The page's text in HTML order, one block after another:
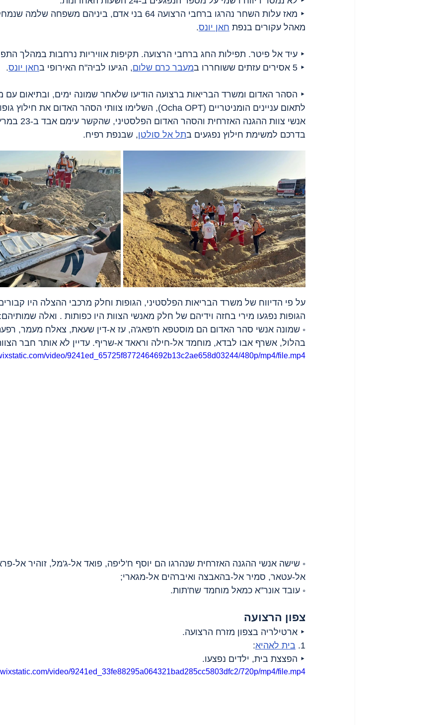
‣ מאז עלות השחר נהרגו ברחבי הרצועה 64 בני אדם, ביניהם
מאהל עקורים בנפת חאן יונס.
‣ עיד אל פיטר. תפילות החג ברחבי הרצועה. תקיפות אוויריות נרחבות במהלך
‣ 5 אסירים עזתים ששוחררו ב
מעבר כרם שלום, הגיעו לביה"ח האירופי בחאן יונס.
‣ הסהר האדום ומשרד הבריאות ברצועה הודיעו שלאחר שמונה ימים, ובתיאום עם
בדרכם למשימת חילוץ נפגעים בתל אל סולטן, שבנפת רפיח.
על פי הדיווח של משרד הבריאות הפלסטיני, הגופות וחלק מרכבי ההצלה היו
הגופות נפגעו מירי בחזה וידיהם של חלק מאנשי הצוות היו כפותות . ואלה שמותיהם:
◦ שמונה אנשי סהר האדום הם מוסטפא ח'פאג'ה, עז א-דין שעאת, צאלח מעמר,
בהלול, אשרף אבו לבדא, מוחמד אל-חילה וראאד א-שריף. עדיין לא אותר חבר
video/9241ed_65725f8772464692b13c2ae658d03244/480p/mp4/file.mp4
◦ שישה אנשי ההגנה האזרחית שנהרגו הם יוסף ח'ליפה, פואד אל-ג'מל, זוהיר אל-
אל-עטאר, סמיר אל-בהאבצה ואיברהים אל-מגארי;
◦ עובד אונר"א כמאל מוחמד שח'תות.
צפון הרצועה
‣ ארטילריה בצפון מזרח הרצועה.
1. בית לאהיא:
‣ הפצצת בית, ילדים נפצעו.
video/9241ed_33fe88295a064321bad285cc5803dfc2/720p/mp4/file.mp4